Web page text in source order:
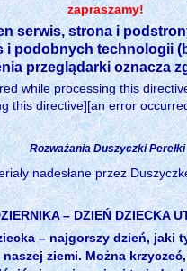
zapraszamy!
serwis, strona i
i podobnych technologii
przeglądarki oznacza
while processing this
this directive][an error
Rozważania Duszyczki Perełki
nadesłane przez
– DZIEŃ DZIECKA
– najgorszy dzień, jaki
ziemi. Można